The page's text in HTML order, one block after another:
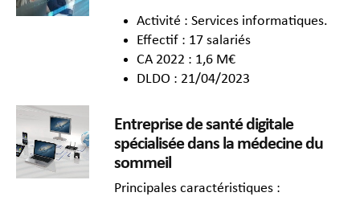
Activité : Services informatiques.
Effectif : 17 salariés
CA 2022 : 1,6 M€
DLDO : 21/04/2023
Entreprise de santé digitale
spécialisée dans la médecine du
sommeil
Principales caractéristiques :